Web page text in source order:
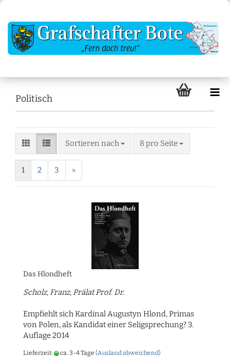
Politisch
Sortieren nach 8 pro Seite
1 2 3 »
Das Hlondheft
Scholz, Franz, Prälat Prof. Dr.
Empfiehlt sich Kardinal Augustyn Hlond, Primas
von Polen, als Kandidat einer Seligsprechung? 3.
Auflage 2014
Lieferzeit: ca. 3-4 Tage (Ausland abweichend)